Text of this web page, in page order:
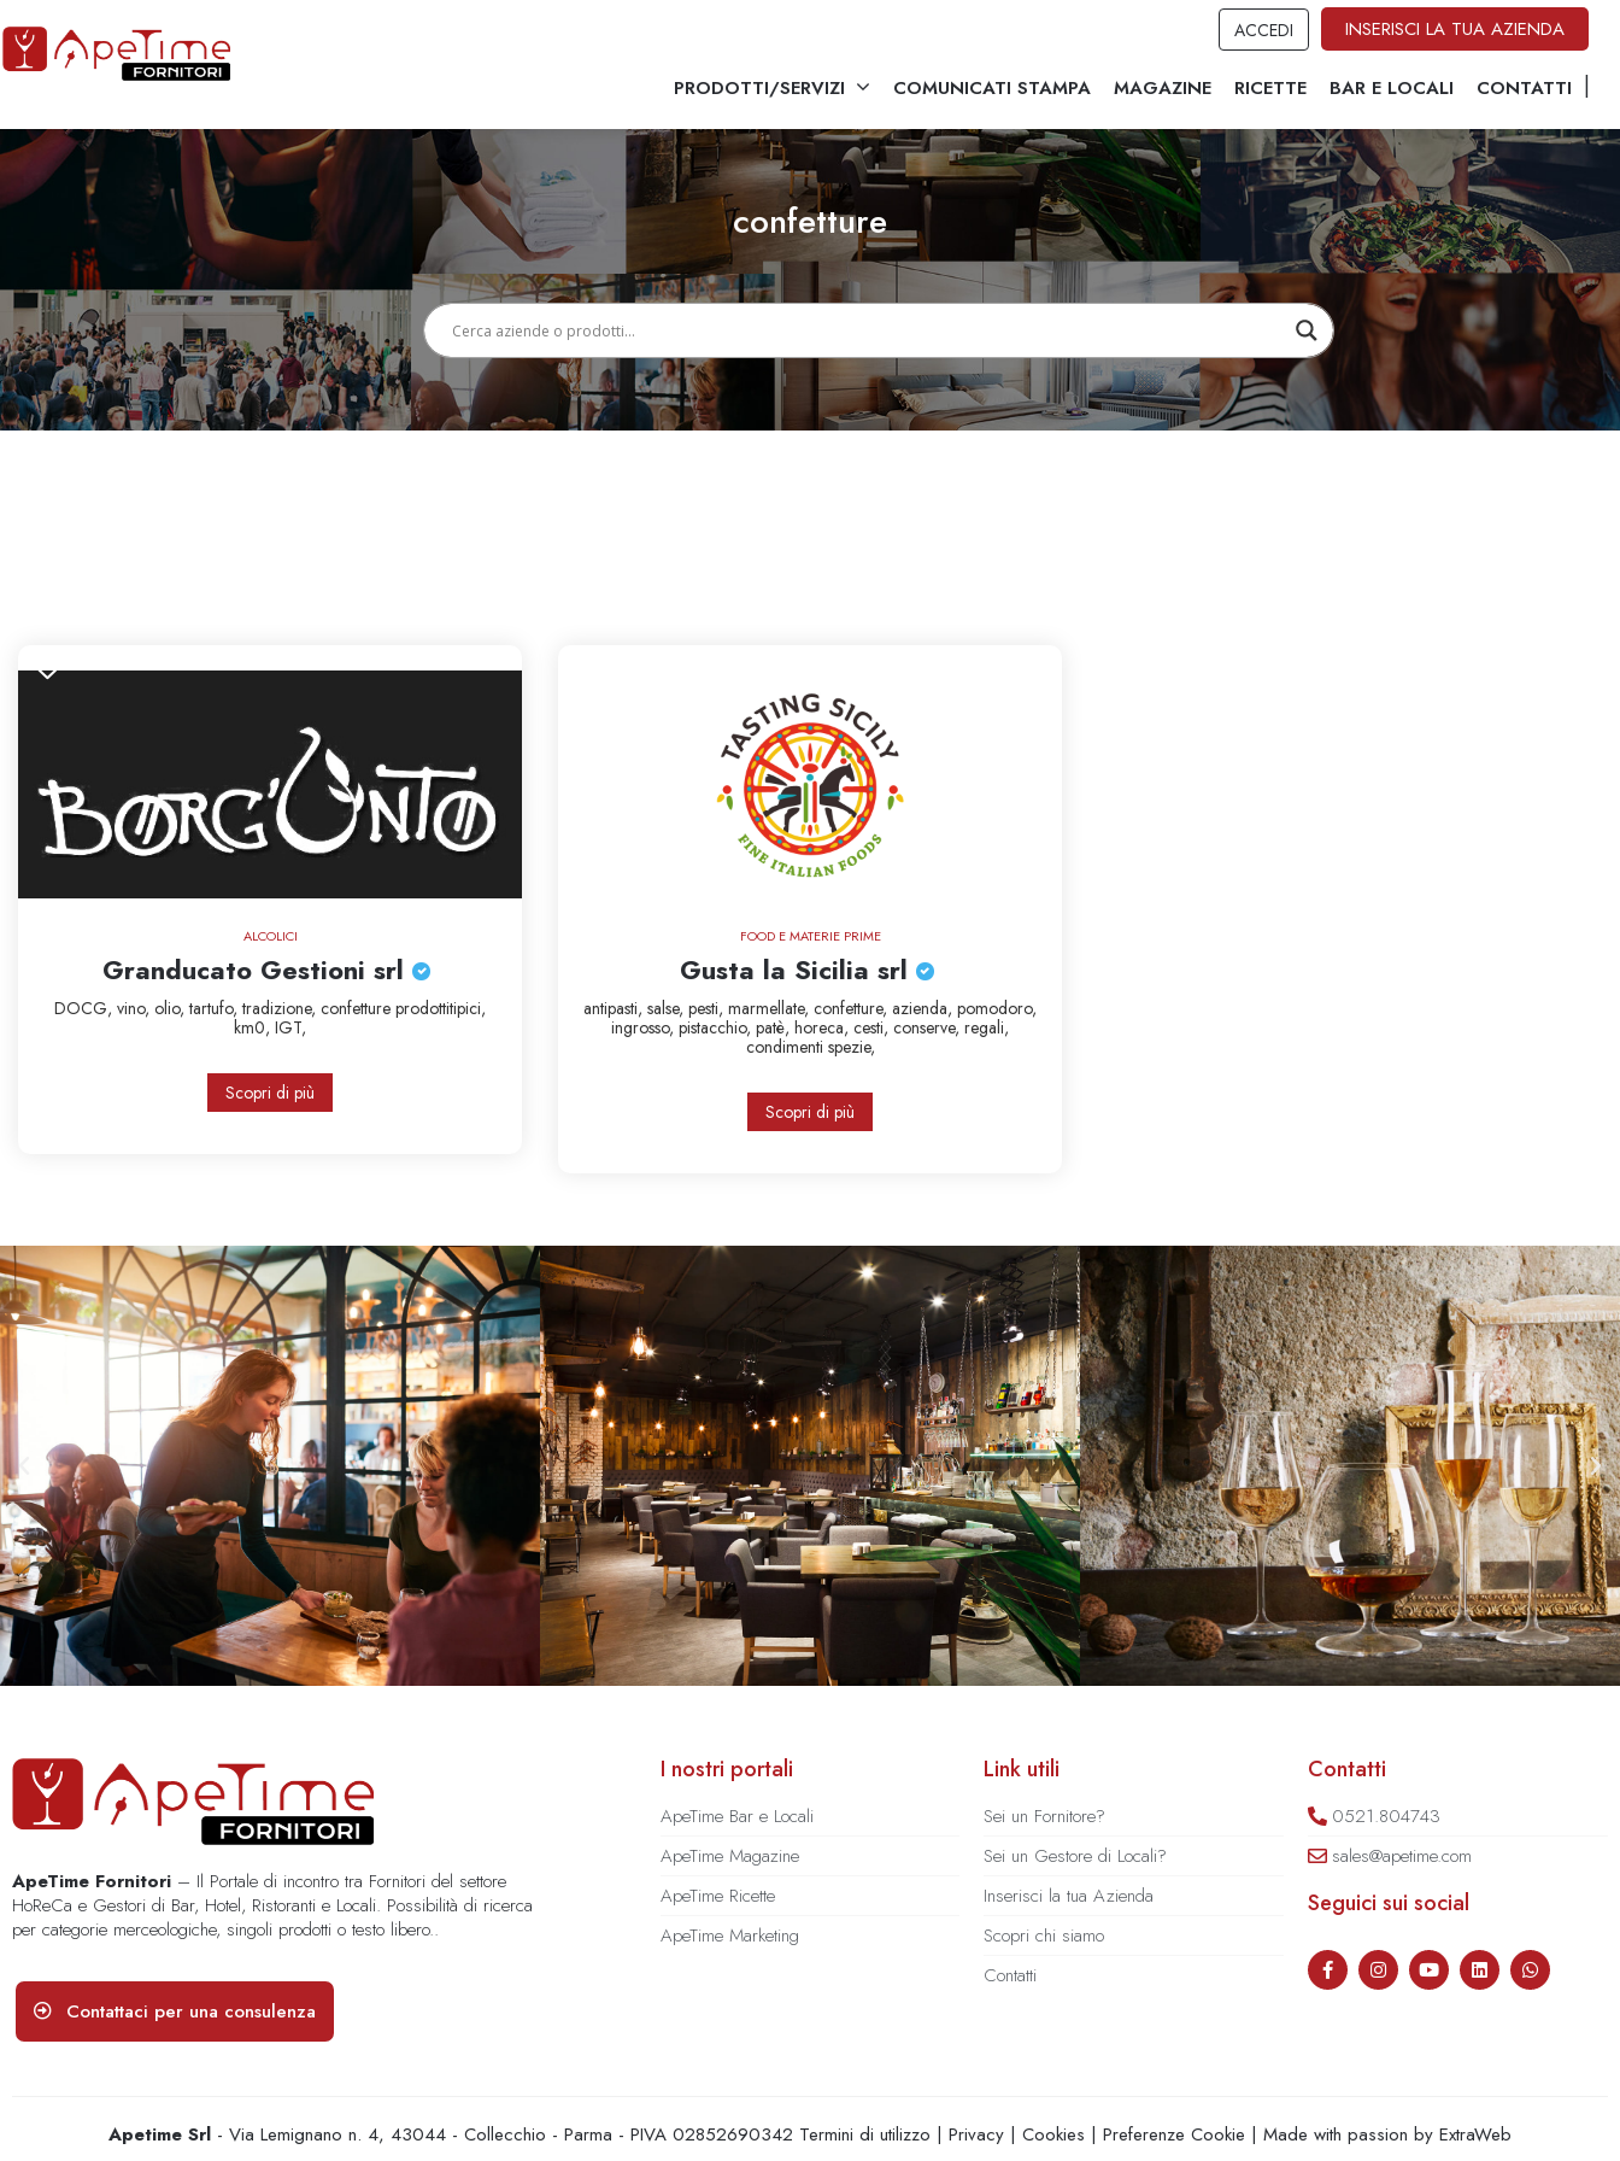
ACCEDI INSERISCI LA TUA AZIENDA
PRODOTTI/SERVIZI COMUNICATI STAMPA MAGAZINE RICETTE BAR E LOCALI CONTATTI
confetture
ALCOLICI
Granducato Gestioni srl
DOCG, vino, olio,tartufo,tradizione, confetture prodottitipici,
km0, IGT,
Scopri di più
FOOD E MATERIE PRIME
Gusta la Sicilia srl
antipasti, salse, pesti, marmellate, confetture, azienda, pomodoro,
ingrosso, pistacchio, patè, horeca, cesti, conserve, regali,
condimenti spezie,
Scopri di più
ApeTime Fornitori – Il Portale di incontro tra Fornitori del settore
HoReCa e Gestori di Bar, Hotel, Ristoranti e Locali. Possibilità di ricerca
per categorie merceologiche, singoli prodotti o testo libero..
Contattaci per una consulenza
I nostri portali
ApeTime Bar e Locali
ApeTime Magazine
ApeTime Ricette
ApeTime Marketing
Link utili
Sei un Fornitore?
Sei un Gestore di Locali?
Inserisci la tua Azienda
Scopri chi siamo
Contatti
Contatti
0521.804743
sales@apetime.com
Seguici sui social
Apetime Srl - Via Lemignano n. 4, 43044 - Collecchio - Parma - PIVA 02852690342 Termini di utilizzo | Privacy | Cookies | Preferenze Cookie | Made with passion by ExtraWeb